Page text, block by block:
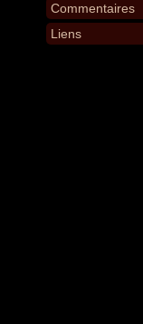
Commentaires
Liens